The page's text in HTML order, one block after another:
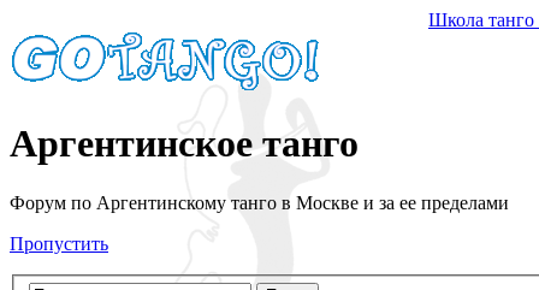
Школа танго
Аргентинское танго
Форум по Аргентинскому танго в Москве и за ее пределами
Пропустить